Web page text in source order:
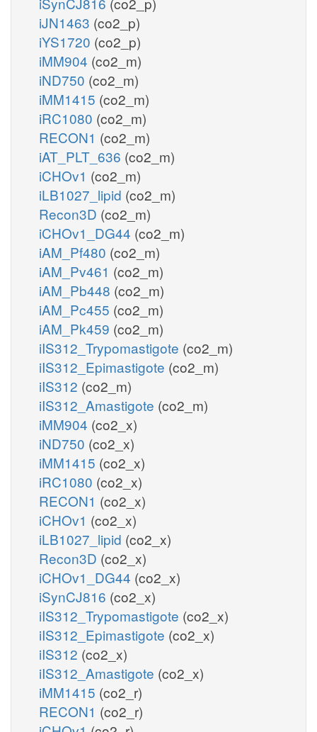
iJN1463 (co2_p)
iYS1720 (co2_p)
iMM904 (co2_m)
iND750 (co2_m)
iMM1415 (co2_m)
iRC1080 (co2_m)
RECON1 (co2_m)
iAT_PLT_636 (co2_m)
iCHOv1 (co2_m)
iLB1027_lipid (co2_m)
Recon3D (co2_m)
iCHOv1_DG44 (co2_m)
iAM_Pf480 (co2_m)
iAM_Pv461 (co2_m)
iAM_Pb448 (co2_m)
iAM_Pc455 (co2_m)
iAM_Pk459 (co2_m)
iIS312_Trypomastigote (co2_m)
iIS312_Epimastigote (co2_m)
iIS312 (co2_m)
iIS312_Amastigote (co2_m)
iMM904 (co2_x)
iND750 (co2_x)
iMM1415 (co2_x)
iRC1080 (co2_x)
RECON1 (co2_x)
iCHOv1 (co2_x)
iLB1027_lipid (co2_x)
Recon3D (co2_x)
iCHOv1_DG44 (co2_x)
iSynCJ816 (co2_x)
iIS312_Trypomastigote (co2_x)
iIS312_Epimastigote (co2_x)
iIS312 (co2_x)
iIS312_Amastigote (co2_x)
iMM1415 (co2_r)
RECON1 (co2_r)